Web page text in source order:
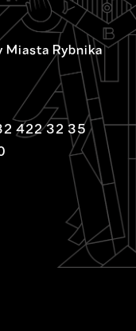
Rybnika
422 32 35